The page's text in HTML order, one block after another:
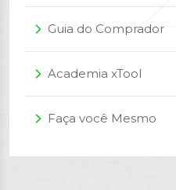
arrow_forward_ios Guia do Comprador
arrow_forward_ios Academia xTool
arrow_forward_ios Faça você Mesmo